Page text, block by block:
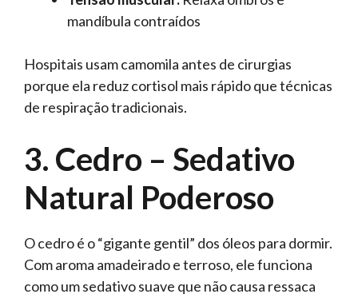
mandíbula contraídos
Hospitais usam camomila antes de cirurgias
porque ela reduz cortisol mais rápido que técnicas
de respiração tradicionais.
3. Cedro – Sedativo
Natural Poderoso
O cedro é o “gigante gentil” dos óleos para dormir.
Com aroma amadeirado e terroso, ele funciona
como um sedativo suave que não causa ressaca